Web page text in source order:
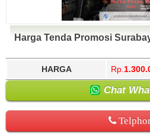
Harga Tenda Promosi
HARGA Rp.
Chat